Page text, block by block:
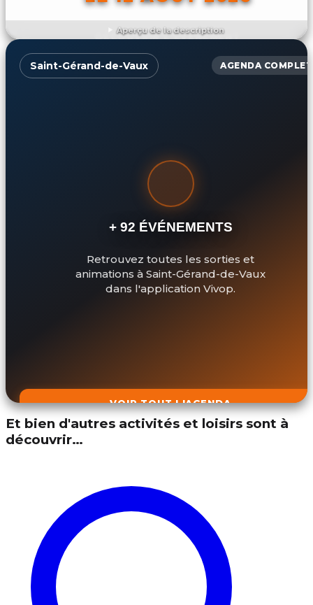
Aperçu de la description
DÉCOUVRIR L'ÉVÉNEMENT
Saint-Gérand-de-Vaux AGENDA COMPLET
+ 92 ÉVÉNEMENTS
Retrouvez toutes les sorties et
animations à Saint-Gérand-de-Vaux
dans l'application Vivop.
VOIR TOUT L'AGENDA
Et bien d'autres activités et loisirs sont à
découvrir…